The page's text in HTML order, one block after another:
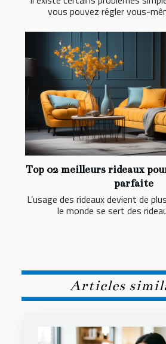
vous pouvez régler vous-
Top 02 meilleurs rideaux
parfaite
L’usage des rideaux devient de
le monde se sert des
Articles